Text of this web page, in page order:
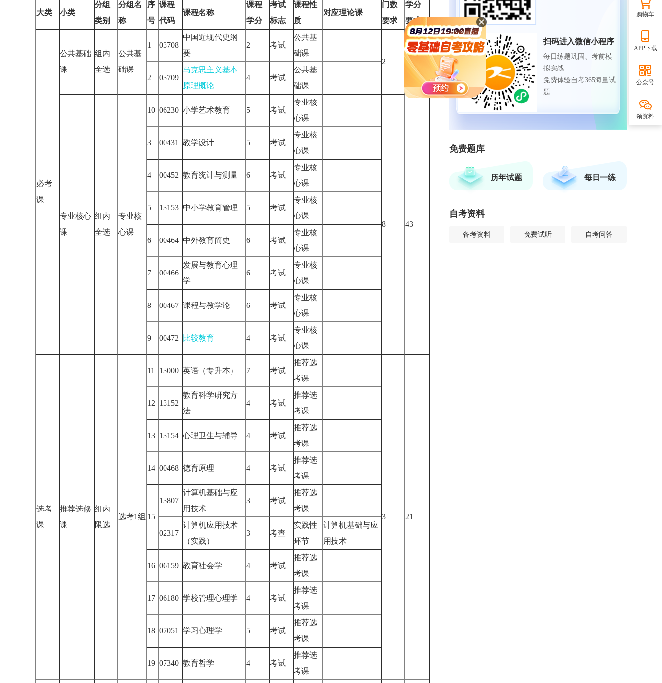
大类 小类
分组
类别
分组名
称
序
号
课程
代码
课程名称
课程
学分
考试
标志
课程性
质
对应理论课
门数
要求
学分
要求
必考
课
公共基础
课
组内
全选
公共基
础课
1 03708
中国近现代史纲
要
2 考试
公共基
础课
2
6
2
03709
马克思主义基本
原理概论
4 考试
公共基
础课
专业核心
课
组内
全选
专业核
心课
10 06230 小学艺术教育 5 考试
专业核
心课
8 43
3 00431 教学设计 5 考试
专业核
心课
4 00452 教育统计与测量 6 考试
专业核
心课
5 13153 中小学教育管理 5 考试
专业核
心课
6 00464 中外教育简史 6 考试
专业核
心课
7 00466
发展与教育心理
学
6 考试
专业核
心课
8 00467 课程与教学论 6 考试
专业核
心课
9 00472 比较教育 4 考试
专业核
心课
选考
课
推荐选修
课
组内
限选
选考1组
11 13000 英语（专升本） 7 考试
推荐选
考课
3 21
12 13152
教育科学研究方
法
4 考试
推荐选
考课
13 13154 心理卫生与辅导 4 考试
推荐选
考课
14 00468 德育原理 4 考试
推荐选
考课
15
13807
计算机基础与应
用技术
3 考试
推荐选
考课
02317
计算机应用技术
（实践）
3 考查
实践性
环节
计算机基础与应
用技术
16 06159 教育社会学 4 考试
推荐选
考课
17 06180 学校管理心理学 4 考试
推荐选
考课
18 07051 学习心理学 5 考试
推荐选
考课
19 07340 教育哲学 4 考试
推荐选
考课
扫码进入微信小程序
每日练题巩固、考前模
拟实战
免费体验自考365海量试
题
免费题库
历年试题 每日一练
自考资料
备考资料 免费试听 自考问答
购物车
APP下载
公众号
领资料